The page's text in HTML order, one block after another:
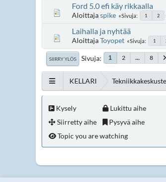
Ford 5.0 efi käy rikkaalla
Aloittajaspike Sivuja 1 2
Laihalla ja nyhtää
AloittajaToyopet Sivuja 1
SIIRRY YLÖS Sivuja 1 2 ... 8
KELLARI
Kysely
Siirretty aihe
Lukittu aihe
Pysyvä aihe
Topic you are watching